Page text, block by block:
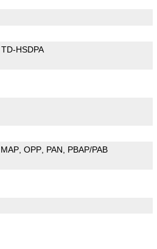
TD-HSDPA
MAP OPP PAN PBAP/PAB